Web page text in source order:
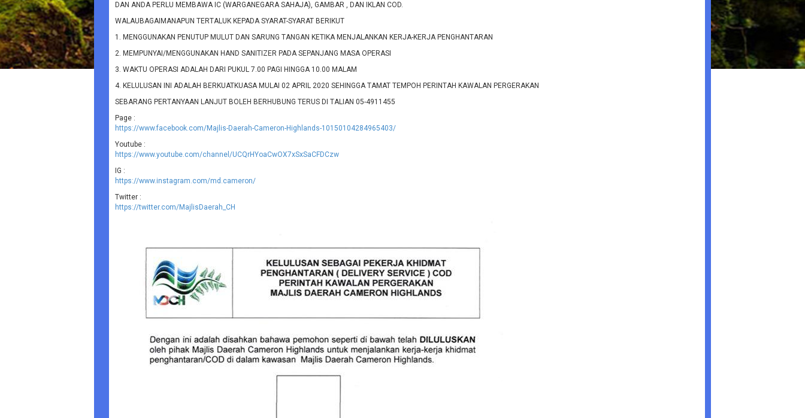
DAN ANDA PERLU MEMBAWA IC (WARGANEGARA SAHAJA), GAMBAR , DAN IKLAN COD.
WALAUBAGAIMANAPUN TERTALUK KEPADA SYARAT-SYARAT BERIKUT
1. MENGGUNAKAN PENUTUP MULUT DAN SARUNG TANGAN KETIKA MENJALANKAN KERJA-KERJA PENGHANTARAN
2. MEMPUNYAI/MENGGUNAKAN HAND SANITIZER PADA SEPANJANG MASA OPERASI
3. WAKTU OPERASI ADALAH DARI PUKUL 7.00 PAGI HINGGA 10.00 MALAM
4. KELULUSAN INI ADALAH BERKUATKUASA MULAI 02 APRIL 2020 SEHINGGA TAMAT TEMPOH PERINTAH KAWALAN PERGERAKAN
SEBARANG PERTANYAAN LANJUT BOLEH BERHUBUNG TERUS DI TALIAN 05-4911455
Page :
https://www.facebook.com/Majlis-Daerah-Cameron-Highlands-10150104284965403/
Youtube :
https://www.youtube.com/channel/UCQrHYoaCwOX7xSxSaCFDCzw
IG :
https://www.instagram.com/md.cameron/
Twitter :
https://twitter.com/MajlisDaerah_CH